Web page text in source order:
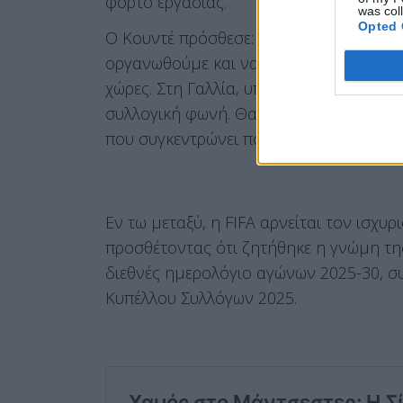
was
Opted
Ο Κουντέ πρόσθεσε: «Εάν τα πράγματα
οργανωθούμε και να επικοινωνήσουμε
χώρες. Στη Γαλλία, υπάρχει ένα
συλλογική φωνή. Θα είναι πιο ισχυρό
που συγκεντρώνει πολλούς παίκτες».
Εν τω μεταξύ, η FIFA αρνείται τον
προσθέτοντας ότι ζητήθηκε η γνώμη
διεθνές ημερολόγιο αγώνων 2025-30,
Κυπέλλου Συλλόγων 2025.